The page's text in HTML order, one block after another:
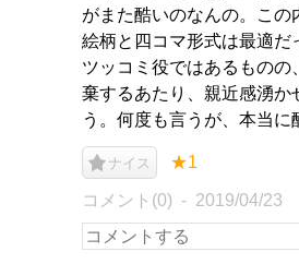
がまた酷いのなんの。この
絵柄と四コマ形式は最適だ
ツッコミ役ではあるものの
棄するあたり、親近感湧か
う。何度も言うが、本当に
ナイス ★1
コメント(0) 2019/04/23